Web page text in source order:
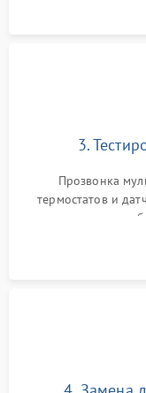
3.
Прозвонка
термостатов и
конденсатора,
тепловым